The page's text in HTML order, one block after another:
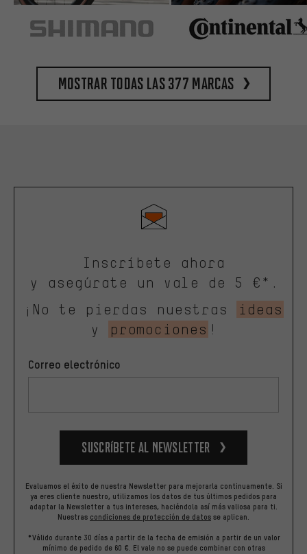
Mostrar todas las 377 marcas
Inscríbete ahora
y asegúrate un vale de 5 €*.
¡No te pierdas nuestras
ideas
y
promociones !
Correo electrónico
Suscríbete al newsletter
Evaluamos el éxito de nuestra Newsletter para mejorarla continuamente. Si
ya eres cliente nuestro, utilizamos los datos de tus últimos pedidos para
adaptar la Newsletter a tus intereses, haciéndola así más valiosa para ti.
Nuestras condiciones de protección de datos se aplican.
*Válido durante 30 días a partir de la fecha de emisión a partir de un valor
mínimo de pedido de 60 €. El vale no se puede combinar con otras